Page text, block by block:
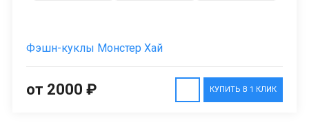
Фэшн-куклы Монстер Хай
КУПИТЬ В 1 КЛИК
от 2000 ₽